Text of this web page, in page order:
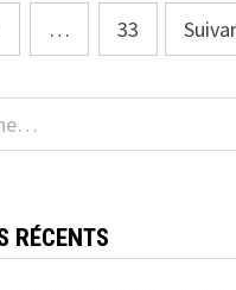
… 33
RÉCENTS